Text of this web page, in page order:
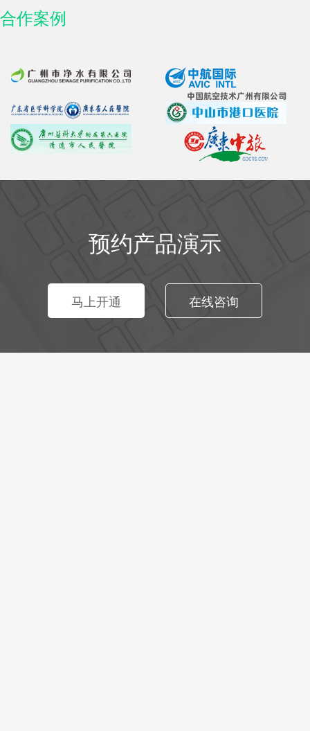
合作案例
预约产品演示
马上开通 在线咨询